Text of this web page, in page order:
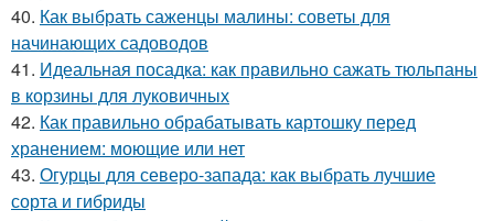
40. Как выбрать саженцы малины: советы для
начинающих садоводов
41. Идеальная посадка: как правильно сажать тюльпаны
в корзины для луковичных
42. Как правильно обрабатывать картошку перед
хранением: моющие или нет
43. Огурцы для северо-запада: как выбрать лучшие
сорта и гибриды